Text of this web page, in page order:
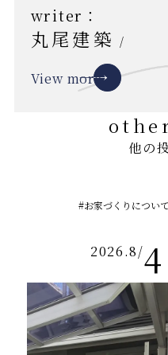
writer：
丸尾建築 /
View more
他の
2026.8/4
#お家づくりについて